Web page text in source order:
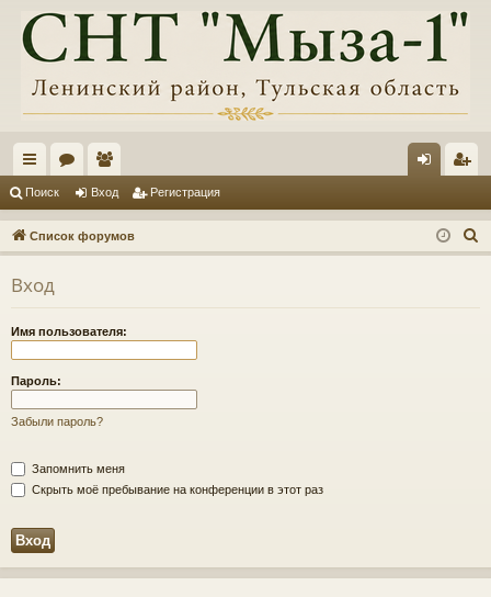
с
ы
лк
и
ум
ы
ол
ьз
ов
и
д ис
тр
Поиск Вход Регистрация
Список форумов
о
Вход
Имя пользователя:
Пароль:
Забыли пароль?
Запомнить меня
Скрыть моё пребывание на конференции в этот раз